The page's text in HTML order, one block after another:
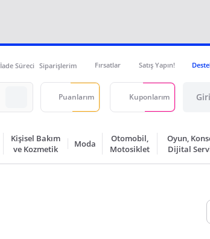
İade Süreci Siparişlerim Fırsatlar Satış Yapın!
Puanlarım Kuponlarım
Kişisel Bakım
ve Kozmetik
Moda
Otomobil,
Motosiklet
Oyun,
Dijital